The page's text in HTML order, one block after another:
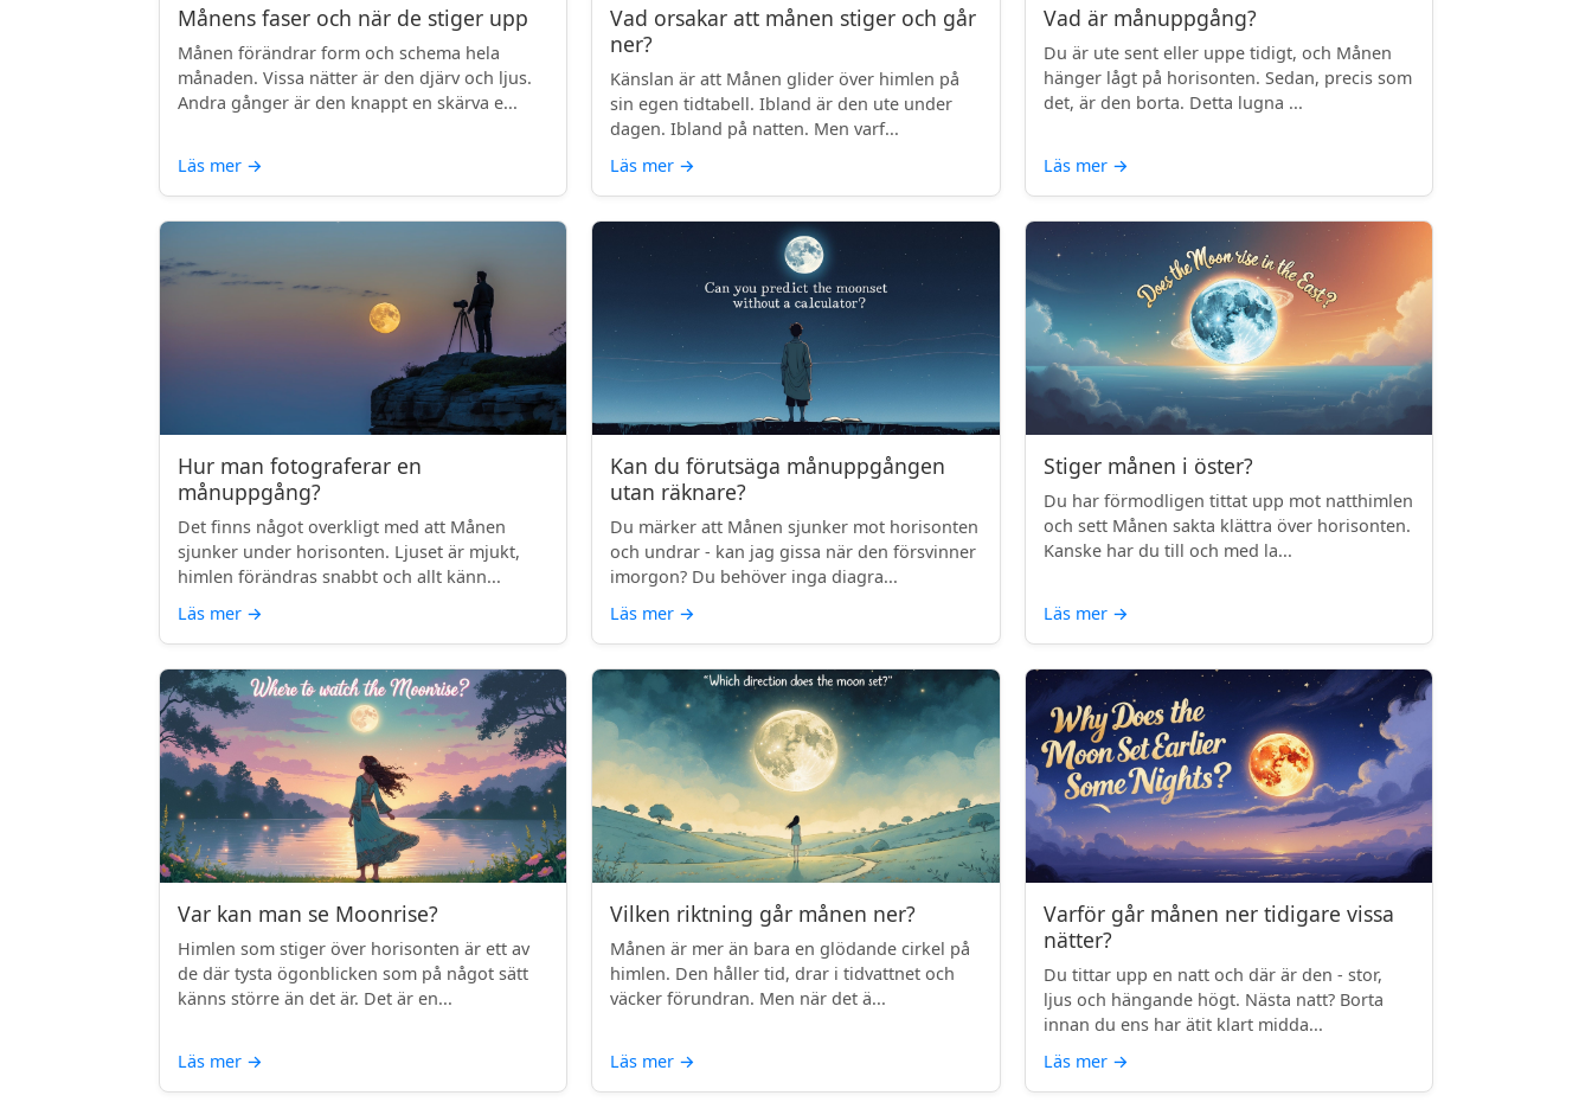
Månens faser och när de stiger upp
Månen förändrar form och schema hela
månaden. Vissa nätter är den djärv och ljus.
Andra gånger är den knappt en skärva e...
Läs mer →
Vad orsakar att månen stiger och går
ner?
Känslan är att Månen glider över himlen på
sin egen tidtabell. Ibland är den ute under
dagen. Ibland på natten. Men varf...
Läs mer →
Vad är månuppgång?
Du är ute sent eller uppe tidigt, och Månen
hänger lågt på horisonten. Sedan, precis som
det, är den borta. Detta lugna ...
Läs mer →
Hur man fotograferar en
månuppgång?
Det finns något overkligt med att Månen
sjunker under horisonten. Ljuset är mjukt,
himlen förändras snabbt och allt känn...
Läs mer →
Kan du förutsäga månuppgången
utan räknare?
Du märker att Månen sjunker mot horisonten
och undrar - kan jag gissa när den försvinner
imorgon? Du behöver inga diagra...
Läs mer →
Stiger månen i öster?
Du har förmodligen tittat upp mot natthimlen
och sett Månen sakta klättra över horisonten.
Kanske har du till och med la...
Läs mer →
Var kan man se Moonrise?
Himlen som stiger över horisonten är ett av
de där tysta ögonblicken som på något sätt
känns större än det är. Det är en...
Läs mer →
Vilken riktning går månen ner?
Månen är mer än bara en glödande cirkel på
himlen. Den håller tid, drar i tidvattnet och
väcker förundran. Men när det ä...
Läs mer →
Varför går månen ner tidigare vissa
nätter?
Du tittar upp en natt och där är den - stor,
ljus och hängande högt. Nästa natt? Borta
innan du ens har ätit klart midda...
Läs mer →